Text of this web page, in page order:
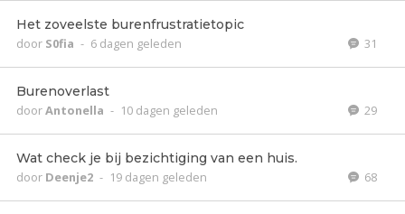
Het zoveelste burenfrustratietopic
door S0fia - 6 dagen geleden 31
Burenoverlast
doorAntonella - 10 dagen geleden 29
Wat check je bij bezichtiging van een huis.
door Deenje2 - 19 dagen geleden 68